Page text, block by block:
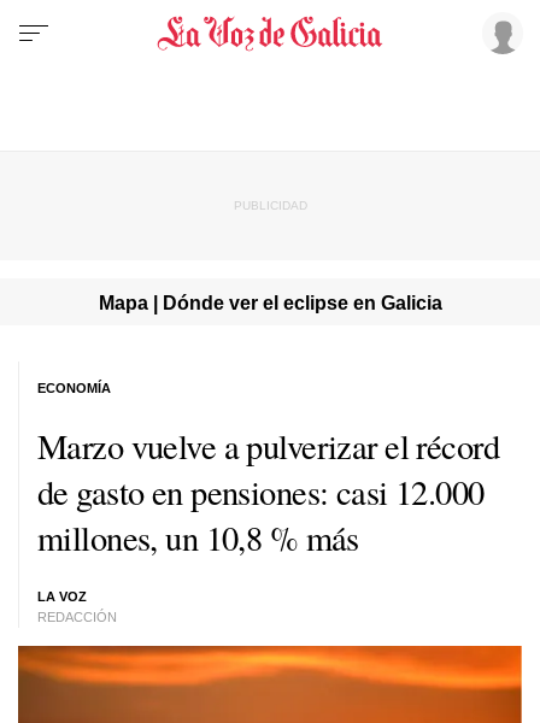
Mapa | Dónde ver el eclipse en Galicia
Marzo vuelve a pulverizar el récord
de gasto en pensiones: casi 12.000
millones, un 10,8 % más
LA VOZ
REDACCIÓN
ECONOMÍA